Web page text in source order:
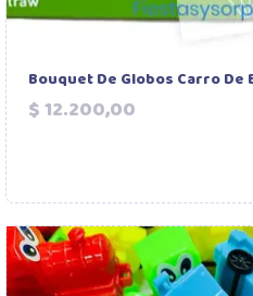
Bouquet De Globos Carro De
$ 12.200,00